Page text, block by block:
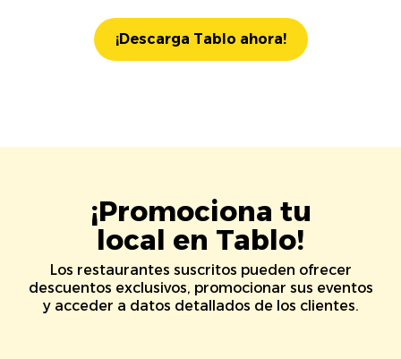
¡Descarga Tablo ahora!
¡Promociona tu
local en Tablo!
Los restaurantes suscritos pueden ofrecer
descuentos exclusivos, promocionar sus eventos
y acceder a datos detallados de los clientes.